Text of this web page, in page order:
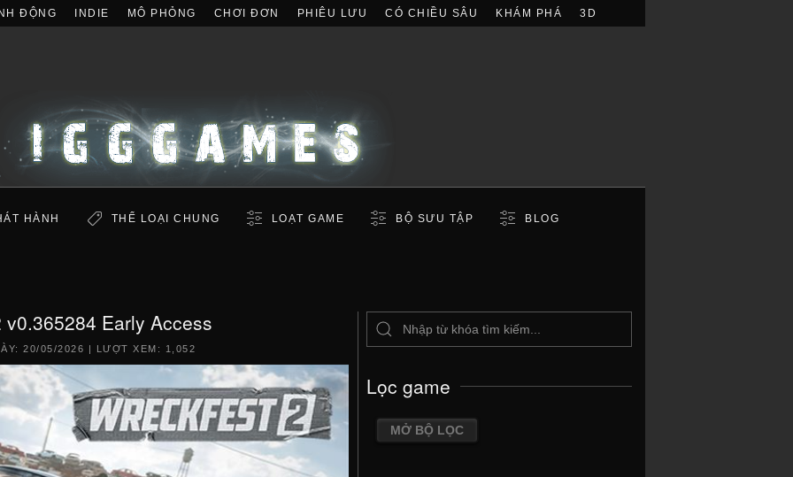
ĐỘNG INDIE MÔ PHỎNG CHƠI ĐƠN PHIÊU LƯU CÓ CHIỀU SÂU KHÁM PHÁ 3D
HÀNH THỂ LOẠI CHUNG LOẠT GAME BỘ SƯU TẬP BLOG
v0.365284 Early Access
20/05/2026 | LƯỢT XEM: 1,052
Lọc game
MỞ BỘ LỌC